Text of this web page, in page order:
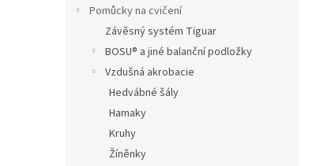
Pomůcky na cvičení
Závěsný systém Tiguar
BOSU® a jiné balanční podložky
Vzdušná akrobacie
Hedvábné šály
Hamaky
Kruhy
Žíněnky